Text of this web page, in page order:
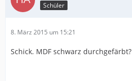
Schüler
8. März 2015 um 15:21
Schick. MDF schwarz durchgefärbt?